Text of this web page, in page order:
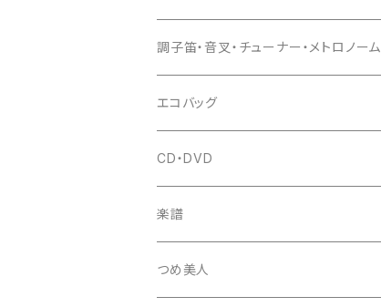
爪ばさみ
箏柱
柱入
平柱入
三角柱入
琴台
13絃用琴台（低）
桐柱箱
(丸三) 寿糸
はつね糸
駒
地唄駒
長唄駒
糸駒入
爪駒入
撥入
一丁撥入
撥
シュモク（当り鉦バチ）
座奏用譜面台
立奏用譜面台
調子笛・音叉・チューナー・メトロノーム
調子笛・音叉
チューナー・メトロノーム
エコバッグ
CD・DVD
楽譜
つめ美人